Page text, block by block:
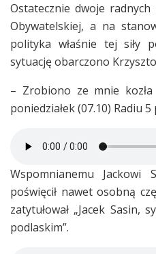
Ostatecznie dwoje
Obywatelskiej, a na
polityka właśnie tej siły
sytuację obarczono
– Zrobiono ze mnie
poniedziałek (07.10) Radiu
Wspomnianemu Jackowi
poświęcił nawet osobną
zatytułował „Jacek Sasin,
podlaskim”.